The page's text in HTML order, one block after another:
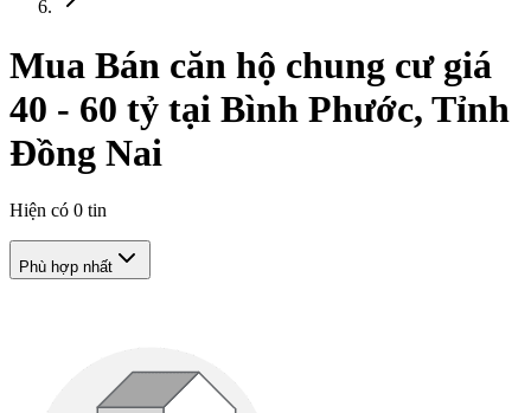
Mua Bán căn hộ chung cư giá
40 - 60 tỷ tại Bình Phước, Tỉnh
Đồng Nai
Hiện có 0 tin
Phù hợp nhất